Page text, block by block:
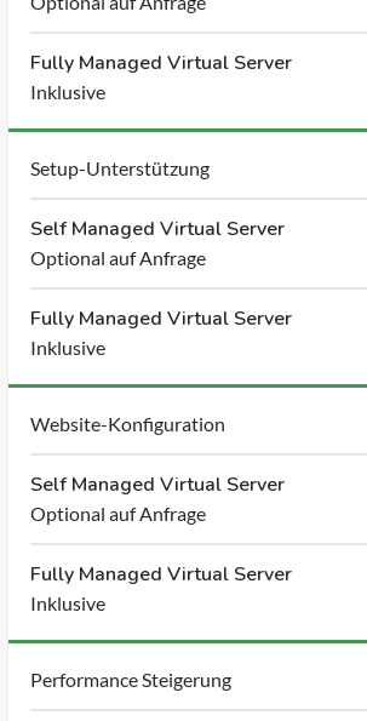
Fully Managed Virtual Server
Inklusive
Setup-Unterstützung
Self Managed Virtual Server
Optional auf Anfrage
Fully Managed Virtual Server
Inklusive
Website-Konfiguration
Self Managed Virtual Server
Optional auf Anfrage
Fully Managed Virtual Server
Inklusive
Performance Steigerung